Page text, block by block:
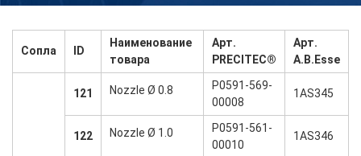
Сопла ID
Наименование
товара
Арт.
PRECITEC®
Арт.
A.B.Esse
121 Nozzle Ø 0.8
P0591-569-
00008
1AS345
122 Nozzle Ø 1.0
P0591-561-
00010
1AS346